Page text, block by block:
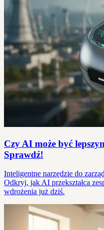
Czy AI może być
Sprawdź!
Inteligentne narzędzie do
Odkryj, jak AI przekształca
wdrożenia już dziś.